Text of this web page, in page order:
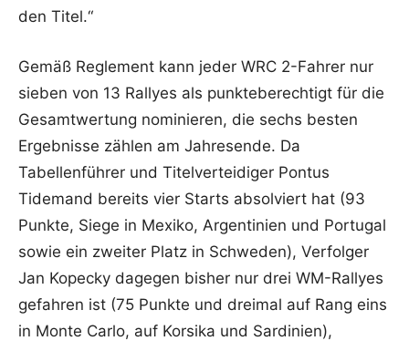
den Titel.“
Gemäß Reglement kann jeder WRC 2-Fahrer nur
sieben von 13 Rallyes als punkteberechtigt für die
Gesamtwertung nominieren, die sechs besten
Ergebnisse zählen am Jahresende. Da
Tabellenführer und Titelverteidiger Pontus
Tidemand bereits vier Starts absolviert hat (93
Punkte, Siege in Mexiko, Argentinien und Portugal
sowie ein zweiter Platz in Schweden), Verfolger
Jan Kopecky dagegen bisher nur drei WM-Rallyes
gefahren ist (75 Punkte und dreimal auf Rang eins
in Monte Carlo, auf Korsika und Sardinien),